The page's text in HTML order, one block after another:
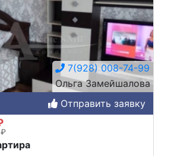
7(928) 008-74-99
Ольга Замейшалова
Отправить заявку